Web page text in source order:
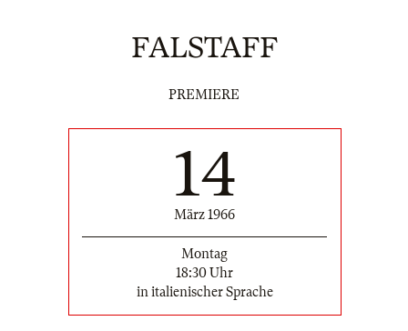
FALSTAFF
PREMIERE
14
März 1966
Montag
18:30 Uhr
in italienischer Sprache